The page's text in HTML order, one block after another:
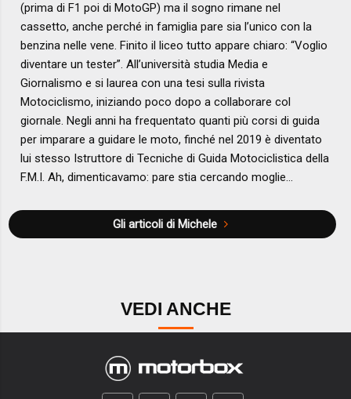
(prima di F1 poi di MotoGP) ma il sogno rimane nel
cassetto, anche perché in famiglia pare sia l’unico con la
benzina nelle vene. Finito il liceo tutto appare chiaro: “Voglio
diventare un tester”. All’università studia Media e
Giornalismo e si laurea con una tesi sulla rivista
Motociclismo, iniziando poco dopo a collaborare col
giornale. Negli anni ha frequentato quanti più corsi di guida
per imparare a guidare le moto, finché nel 2019 è diventato
lui stesso Istruttore di Tecniche di Guida Motociclistica della
F.M.I. Ah, dimenticavamo: pare stia cercando moglie…
Gli articoli di Michele
VEDI ANCHE